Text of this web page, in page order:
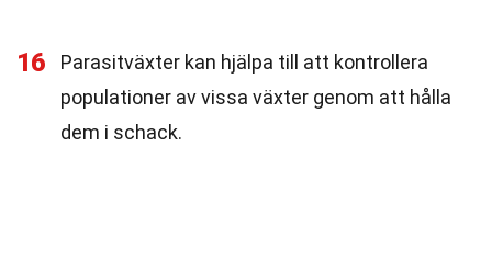
16
Parasitväxter kan hjälpa till att kontrollera
populationer av vissa växter genom att hålla
dem i schack.